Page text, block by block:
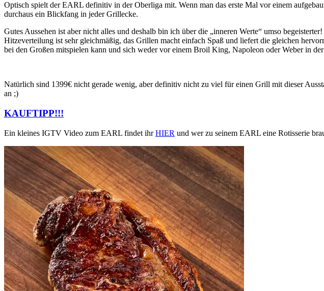
Optisch spielt der EARL definitiv in der Oberliga mit. Wenn man das erste Mal vor einem
durchaus ein Blickfang in jeder Grillecke.
Gutes Aussehen ist aber nicht alles und deshalb bin ich über die „inneren Werte“ umso
Hitzeverteilung ist sehr gleichmäßig, das Grillen macht einfach Spaß und liefert die gleichen
bei den Großen mitspielen kann und sich weder vor einem Broil King, Napoleon oder Weber in der
Natürlich sind 1399€ nicht gerade wenig, aber definitiv nicht zu viel für einen Grill mit dieser
an ;)
KAUFTIPP!!!
Ein kleines IGTV Video zum EARL findet ihrHIER und wer zu seinem EARL eine Rotisserie